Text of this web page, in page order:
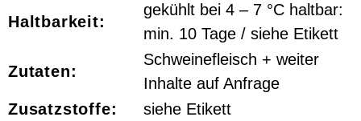
Haltbarkeit:
gekühlt bei 4 – 7 °C haltbar:
min. 10 Tage / siehe Etikett
Zutaten:
Schweinefleisch + weiter
Inhalte auf Anfrage
Zusatzstoffe:
siehe Etikett